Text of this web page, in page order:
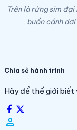
Trên là rừng sim
buồn cánh
Chia sẻ hành trình
Hãy để thế giới biết
person_filled